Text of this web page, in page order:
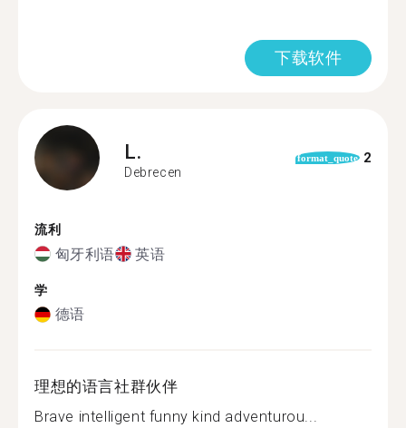
下载软件
L.
Debrecen
format_quote 2
流利
匈牙利语 英语
学
德语
理想的语言社群伙伴
Brave intelligent funny kind adventurou...